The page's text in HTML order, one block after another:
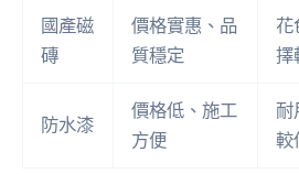
國產磁
磚
價格實惠、品
質穩定
花
擇
防水漆
價格低、施工
方便
耐
較